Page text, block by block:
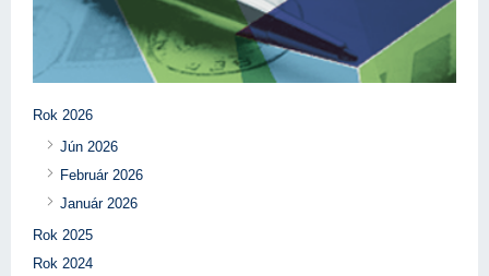
Rok 2026
Jún 2026
Február 2026
Január 2026
Rok 2025
Rok 2024